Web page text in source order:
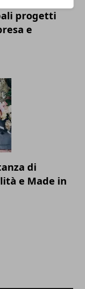
progetti
e
di
e Made in